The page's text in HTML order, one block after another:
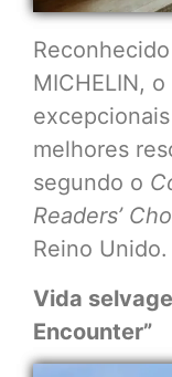
MICHELIN,
melhores
segundo o
Readers’
Reino Unido.
Vida
Encounter”